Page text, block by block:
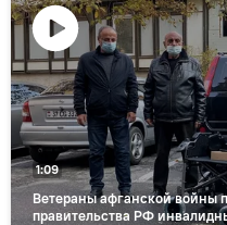
Воспроизвести
видео
Ветераны афганской войны
правительства РФ
1:09